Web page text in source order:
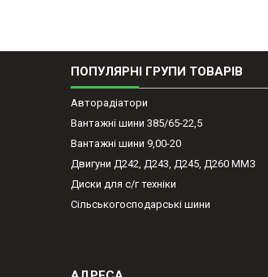
ПОПУЛЯРНІ ГРУПИ ТОВАРІВ
Авторадіатори
Вантажні шини 385/65-22,5
Вантажні шини 9,00-20
Двигуни Д242, Д243, Д245, Д260 ММЗ
Диски для с/г техніки
Сільськогосподарські шини